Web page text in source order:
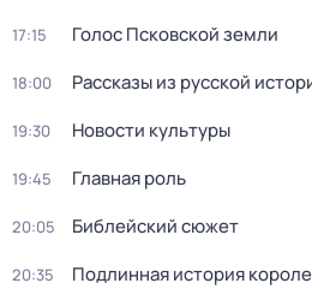
17:15 Голос Псковской земли
18:00 Рассказы из русской
19:30 Новости культуры
19:45 Главная роль
20:05 Библейский сюжет
20:35 Подлинная история